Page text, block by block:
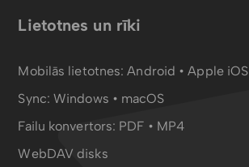
Lietotnes un rīki
Mobilās lietotnes:Android •Apple iOS
Sync:Windows • macOS
Failu konvertors: PDF • MP4
WebDAV disks